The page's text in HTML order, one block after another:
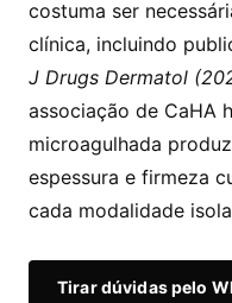
costuma ser
clínica, incluindo
J Drugs Dermatol
associação de CaHA
microagulhada
espessura e firmeza
cada modalidade
Tirar dúvidas pelo